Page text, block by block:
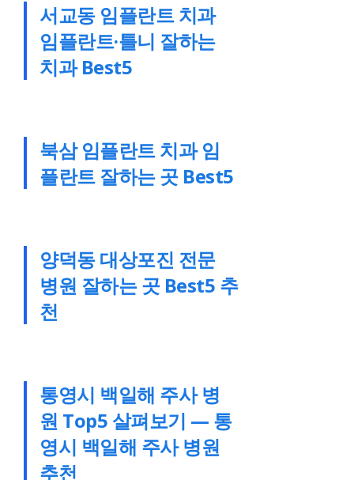
서교동 임플란트 치과
임플란트·틀니 잘하는
치과 Best5
북삼 임플란트 치과 임
플란트 잘하는 곳 Best5
양덕동 대상포진 전문
병원 잘하는 곳 Best5 추
천
통영시 백일해 주사 병
원 Top5 살펴보기 — 통
영시 백일해 주사 병원
추천